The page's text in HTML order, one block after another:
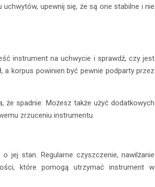
upewnij się, że są one stabilne i nie
instrument na uchwycie i sprawdź, czy jest
a korpus powinien być pewnie podparty przez
że spadnie. Możesz także użyć dodatkowych
zrzuceniu instrumentu.
jej stan. Regularne czyszczenie, nawilżanie
które pomogą utrzymać instrument w